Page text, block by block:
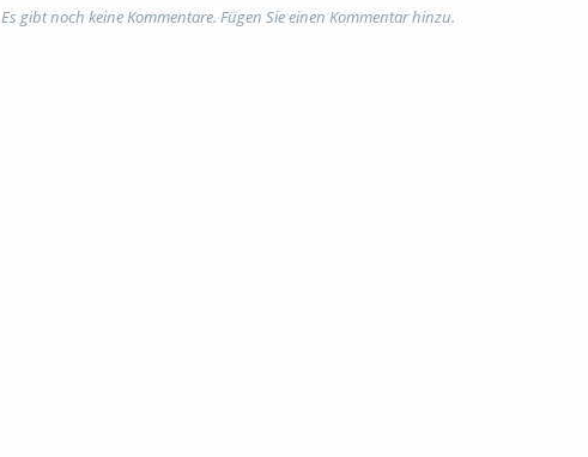
Es gibt noch keine Kommentare. Fügen Sie einen Kommentar hinzu.